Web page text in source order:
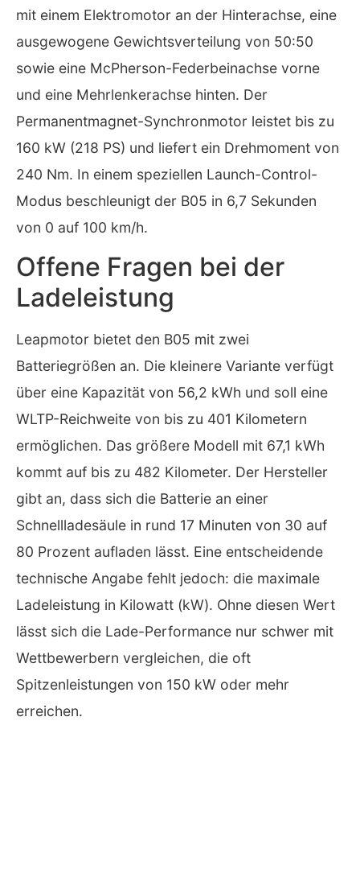
mit einem Elektromotor an der Hinterachse, eine
ausgewogene Gewichtsverteilung von 50:50
sowie eine McPherson-Federbeinachse vorne
und eine Mehrlenkerachse hinten. Der
Permanentmagnet-Synchronmotor leistet bis zu
160 kW (218 PS) und liefert ein Drehmoment von
240 Nm. In einem speziellen Launch-Control-
Modus beschleunigt der B05 in 6,7 Sekunden
von 0 auf 100 km/h.
Offene Fragen bei der
Ladeleistung
Leapmotor bietet den B05 mit zwei
Batteriegrößen an. Die kleinere Variante verfügt
über eine Kapazität von 56,2 kWh und soll eine
WLTP-Reichweite von bis zu 401 Kilometern
ermöglichen. Das größere Modell mit 67,1 kWh
kommt auf bis zu 482 Kilometer. Der Hersteller
gibt an, dass sich die Batterie an einer
Schnellladesäule in rund 17 Minuten von 30 auf
80 Prozent aufladen lässt. Eine entscheidende
technische Angabe fehlt jedoch: die maximale
Ladeleistung in Kilowatt (kW). Ohne diesen Wert
lässt sich die Lade-Performance nur schwer mit
Wettbewerbern vergleichen, die oft
Spitzenleistungen von 150 kW oder mehr
erreichen.